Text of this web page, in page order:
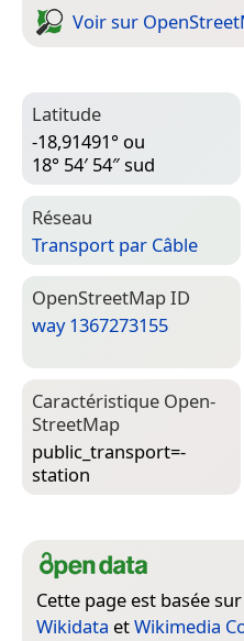
Voir sur
Latitude
-18,91491° ou
18° 54′ 54″ sud
Réseau
Transport par Câble
Open­Street­Map ID
way 1367273155
Caractéristique Open­
Street­Map
public_transport=­
station
Cette page est basée sur
Wikidata etWikimedia